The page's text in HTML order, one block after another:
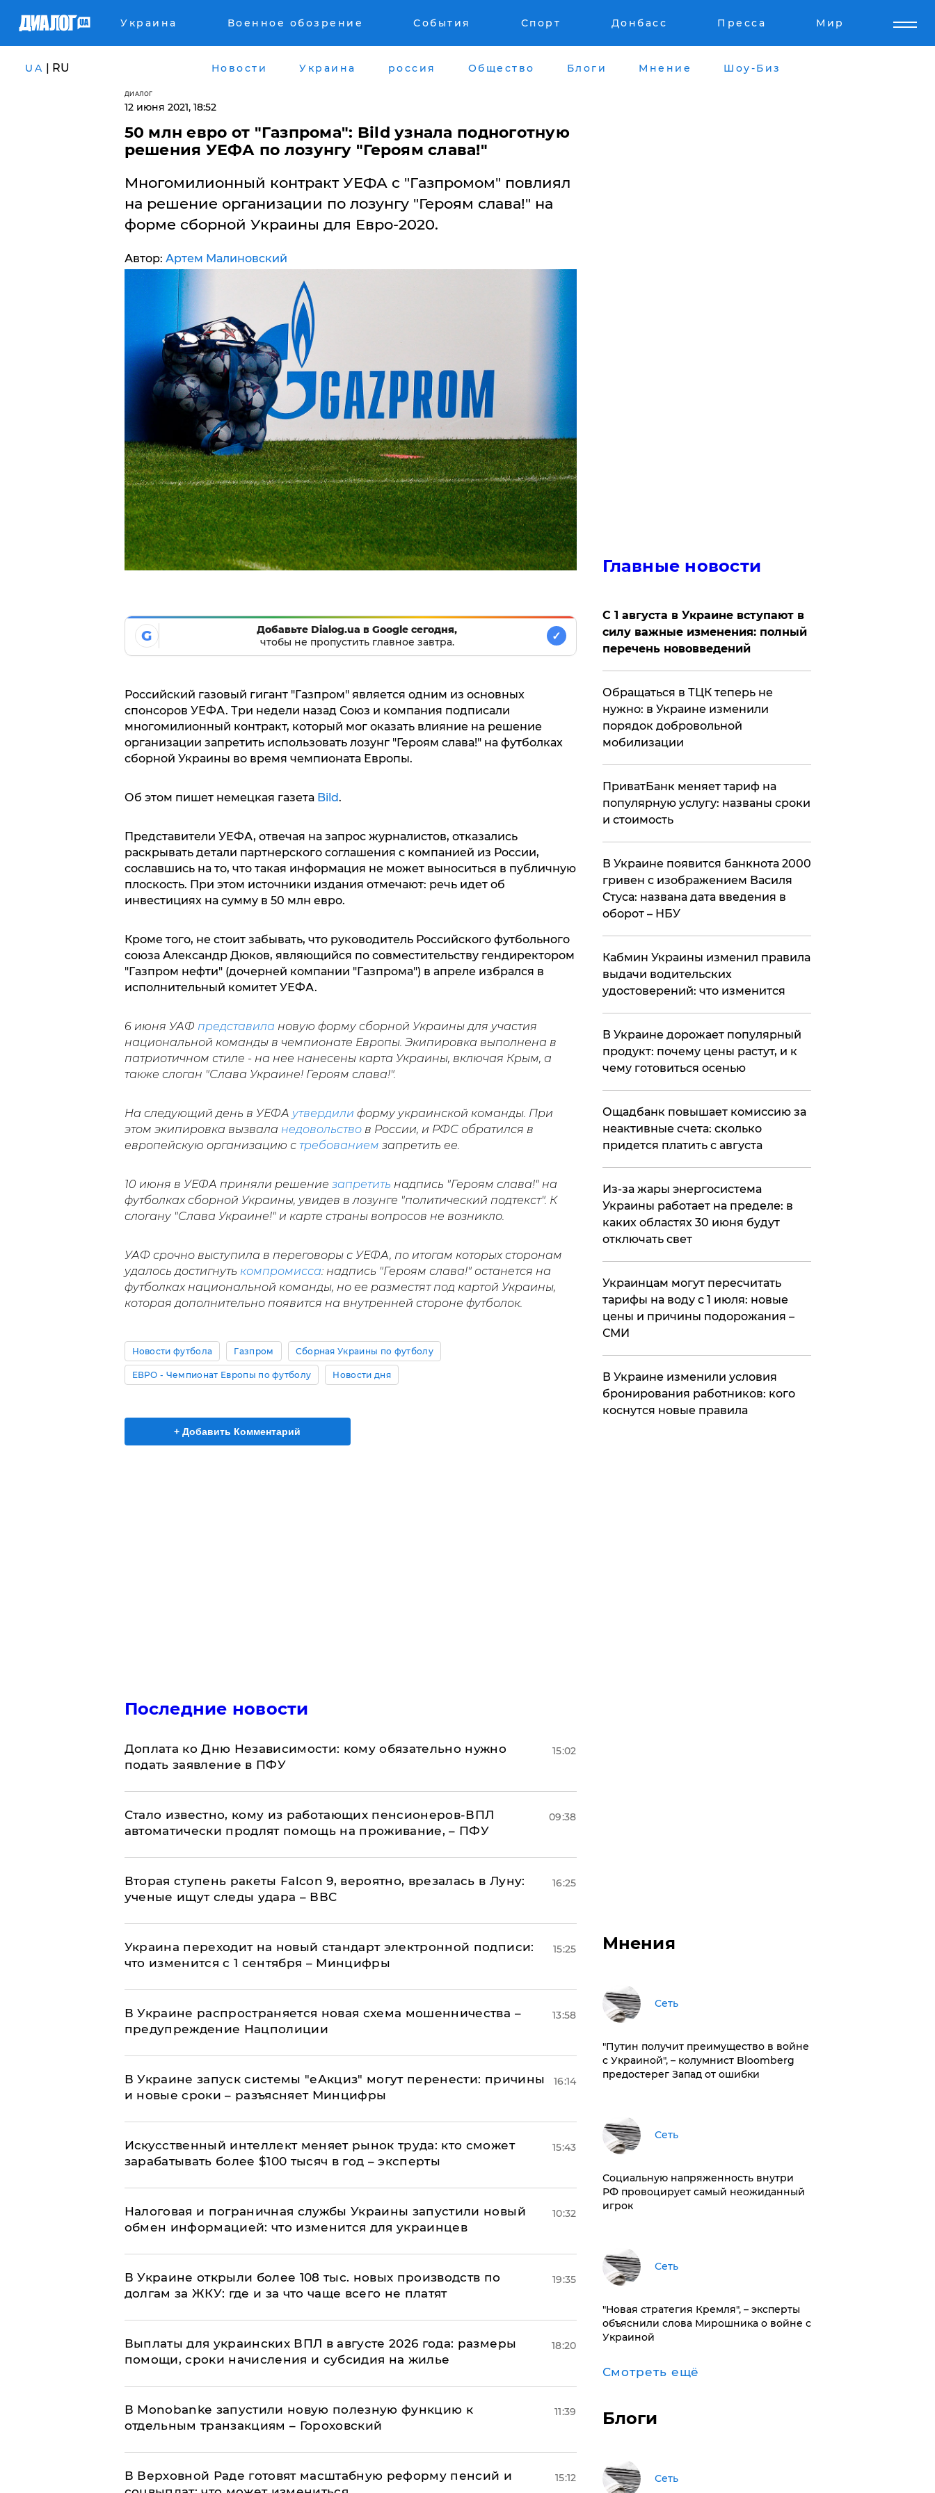
Украина Военное обозрение События Спорт Донбасс Пресса Мир
UA | RU Новости Украина россия Общество Блоги Мнение Шоу-Биз
ДИАЛОГ
12 июня 2021, 18:52
50 млн евро от "Газпрома": Bild узнала подноготную
решения УЕФА по лозунгу "Героям слава!"
Многомилионный контракт УЕФА с "Газпромом" повлиял
на решение организации по лозунгу "Героям слава!" на
форме сборной Украины для Евро-2020.
Автор: Артем Малиновский
G
Добавьте Dialog.ua в Google сегодня,
чтобы не пропустить главное завтра.
✓
Российский газовый гигант "Газпром" является одним из основных
спонсоров УЕФА. Три недели назад Союз и компания подписали
многомилионный контракт, который мог оказать влияние на решение
организации запретить использовать лозунг "Героям слава!" на футболках
сборной Украины во время чемпионата Европы.
Об этом пишет немецкая газета Bild.
Представители УЕФА, отвечая на запрос журналистов, отказались
раскрывать детали партнерского соглашения с компанией из России,
сославшись на то, что такая информация не может выноситься в публичную
плоскость. При этом источники издания отмечают: речь идет об
инвестициях на сумму в 50 млн евро.
Кроме того, не стоит забывать, что руководитель Российского футбольного
союза Александр Дюков, являющийся по совместительству гендиректором
"Газпром нефти" (дочерней компании "Газпрома") в апреле избрался в
исполнительный комитет УЕФА.
6 июня УАФ представила новую форму сборной Украины для участия
национальной команды в чемпионате Европы. Экипировка выполнена в
патриотичном стиле - на нее нанесены карта Украины, включая Крым, а
также слоган "Слава Украине! Героям слава!".
На следующий день в УЕФА утвердили форму украинской команды. При
этом экипировка вызвала недовольствов России, и РФС обратился в
европейскую организацию с требованием запретить ее.
10 июня в УЕФА приняли решение запретить надпись "Героям слава!" на
футболках сборной Украины, увидев в лозунге "политический подтекст". К
слогану "Слава Украине!" и карте страны вопросов не возникло.
УАФ срочно выступила в переговоры с УЕФА, по итогам которых сторонам
удалось достигнуть компромисса: надпись "Героям слава!" останется на
футболках национальной команды, но ее разместят под картой Украины,
которая дополнительно появится на внутренней стороне футболок.
Новости футбола Газпром Сборная Украины по футболу
ЕВРО - Чемпионат Европы по футболу Новости дня
+ Добавить Комментарий
Последние новости
Доплата ко Дню Независимости: кому обязательно нужно
подать заявление в ПФУ
15:02
Стало известно, кому из работающих пенсионеров-ВПЛ
автоматически продлят помощь на проживание, – ПФУ
09:38
Вторая ступень ракеты Falcon 9, вероятно, врезалась в Луну:
ученые ищут следы удара – ВВС
16:25
Украина переходит на новый стандарт электронной подписи:
что изменится с 1 сентября – Минцифры
15:25
В Украине распространяется новая схема мошенничества –
предупреждение Нацполиции
13:58
В Украине запуск системы "еАкциз" могут перенести: причины
и новые сроки – разъясняет Минцифры
16:14
Искусственный интеллект меняет рынок труда: кто сможет
зарабатывать более $100 тысяч в год – эксперты
15:43
Налоговая и пограничная службы Украины запустили новый
обмен информацией: что изменится для украинцев
10:32
В Украине открыли более 108 тыс. новых производств по
долгам за ЖКУ: где и за что чаще всего не платят
19:35
Выплаты для украинских ВПЛ в августе 2026 года: размеры
помощи, сроки начисления и субсидия на жилье
18:20
В Мonobankе запустили новую полезную функцию к
отдельным транзакциям – Гороховский
11:39
В Верховной Раде готовят масштабную реформу пенсий и
15:12
Главные новости
С 1 августа в Украине вступают в
силу важные изменения: полный
перечень нововведений
Обращаться в ТЦК теперь не
нужно: в Украине изменили
порядок добровольной
мобилизации
ПриватБанк меняет тариф на
популярную услугу: названы сроки
и стоимость
В Украине появится банкнота 2000
гривен с изображением Василя
Стуса: названа дата введения в
оборот – НБУ
Кабмин Украины изменил правила
выдачи водительских
удостоверений: что изменится
В Украине дорожает популярный
продукт: почему цены растут, и к
чему готовиться осенью
​Ощадбанк повышает комиссию за
неактивные счета: сколько
придется платить с августа
Из-за жары энергосистема
Украины работает на пределе: в
каких областях 30 июня будут
отключать свет
Украинцам могут пересчитать
тарифы на воду с 1 июля: новые
цены и причины подорожания –
СМИ
В Украине изменили условия
бронирования работников: кого
коснутся новые правила
Мнения
Сеть
"Путин получит преимущество в войне
с Украиной", – колумнист Bloomberg
предостерег Запад от ошибки
Сеть
Социальную напряженность внутри
РФ провоцирует самый неожиданный
игрок
Сеть
"Новая стратегия Кремля", – эксперты
объяснили слова Мирошника о войне с
Украиной
Смотреть ещё
Блоги
Сеть